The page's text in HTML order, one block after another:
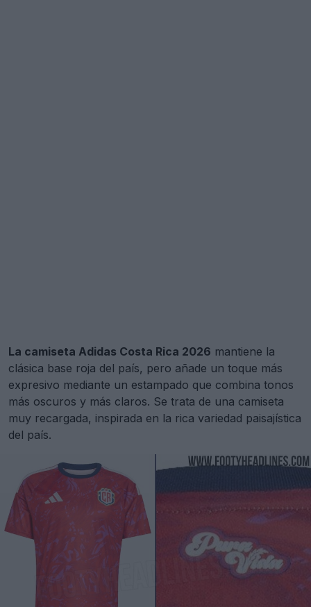
La camiseta Adidas Costa Rica 2026 mantiene la
clásica base roja del país, pero añade un toque más
expresivo mediante un estampado que combina tonos
más oscuros y más claros. Se trata de una camiseta
muy recargada, inspirada en la rica variedad paisajística
del país.